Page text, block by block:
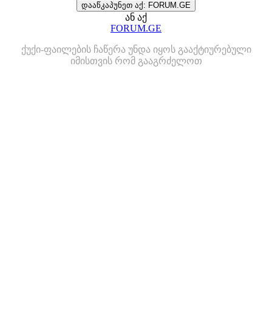
დააწკაპუნეთ აქ: FORUM.GE
ან აქ
FORUM.GE
ქუქი-ფაილების ჩაწერა უნდა იყოს გააქტიურებული
იმისთვის რომ გააგრძელოთ